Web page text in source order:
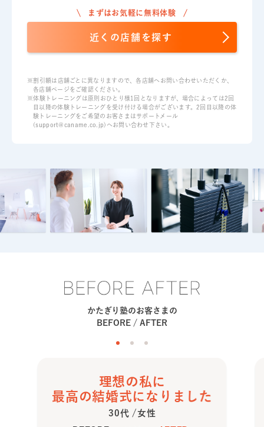
まずはお気軽に無料体験
近くの店舗を探す
※割引額は店舗ごとに異なりますので、各店舗へお問い合わせいただくか、
各店舗ページをご確認ください。
※体験トレーニングは原則おひとり様1回となりますが、場合によっては2回
目以降の体験トレーニングを受け付ける場合がございます。2回目以降の体
験トレーニングをご希望のお客さまはサポートメール
(support@caname.co.jp)へお問い合わせ下さい。
かたぎり塾のお客さまの
BEFORE / AFTER
理想の私に
最高の結婚式になりました
30代 /女性